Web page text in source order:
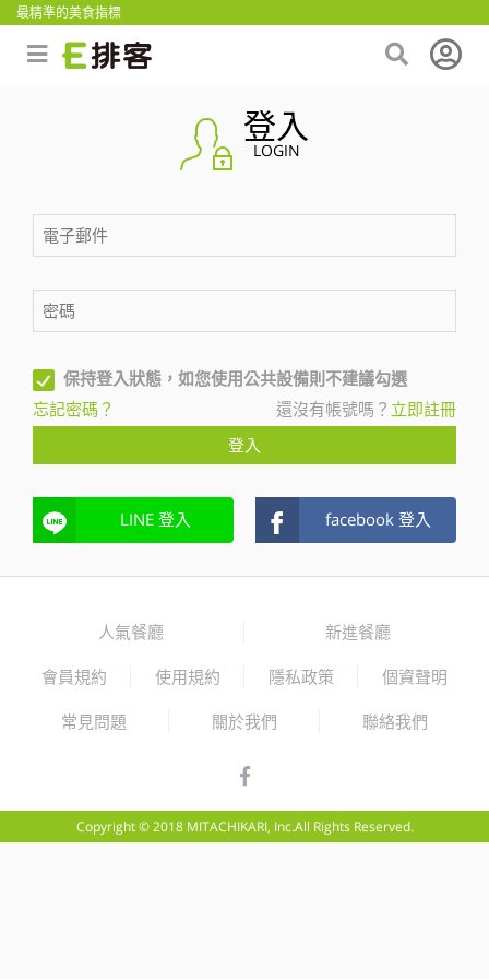
最精準的美食指標
登入
LOGIN
保持登入狀態，如您使用公共設備則不建議勾選
忘記密碼？
還沒有帳號嗎？ 立即註冊
登入
LINE 登入 facebook 登入
人氣餐廳 新進餐廳
會員規約 使用規約 隱私政策 個資聲明
常見問題 關於我們 聯絡我們
Copyright © 2018 MITACHIKARI, Inc.All Rights Reserved.